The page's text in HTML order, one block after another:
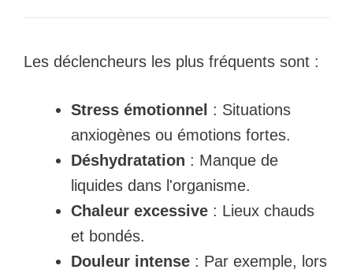
Les déclencheurs les plus fréquents sont :
Stress émotionnel : Situations
anxiogènes ou émotions fortes.
Déshydratation : Manque de
liquides dans l'organisme.
Chaleur excessive : Lieux chauds
et bondés.
Douleur intense : Par exemple, lors